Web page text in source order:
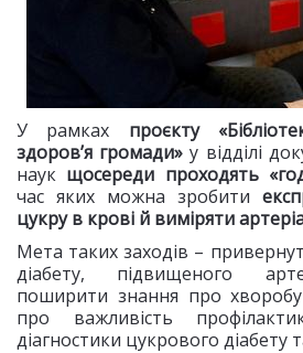
У рамках проєкту
здоров’я громади» у відділі
наук щосереди проходять
час яких можна зробити
цукру в крові й виміряти
Мета таких заходів –
діабету, підвищеного
поширити знання про
про важливість
діагностики цукрового діабету